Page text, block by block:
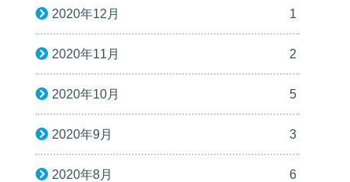
2020年12月 1
2020年11月 2
2020年10月 5
2020年9月 3
2020年8月 6